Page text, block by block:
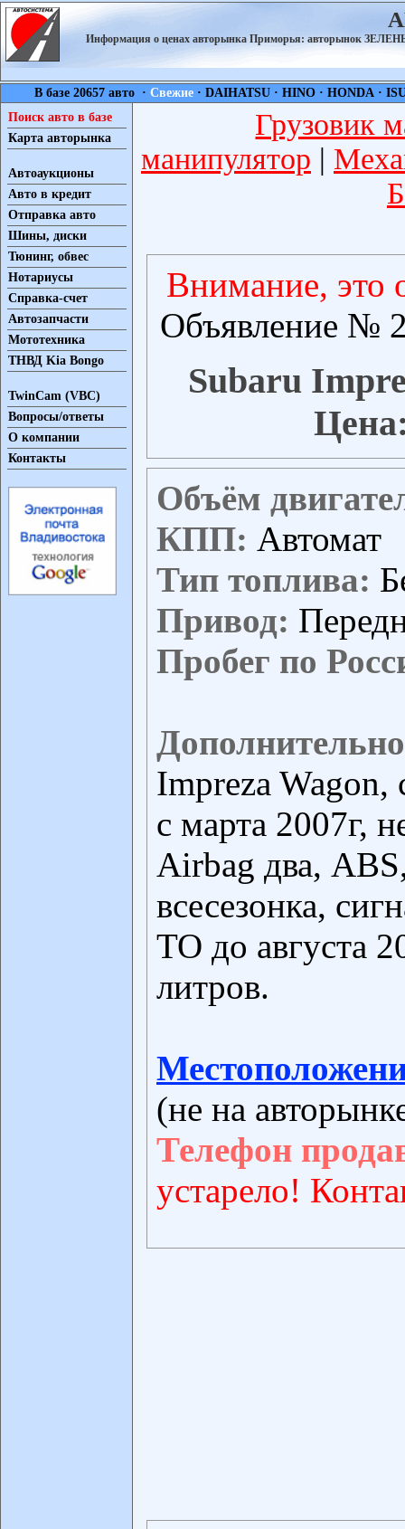
Информация о ценах авторынка Приморья: авторынок
В базе 20657 авто ·Свежие ·DAIHATSU ·HINO ·HONDA ·
Поиск авто в базе
Карта авторынка
Автоаукционы
Авто в кредит
Отправка авто
Шины, диски
Тюнинг, обвес
Нотариусы
Справка-счет
Автозапчасти
Мототехника
ТНВД Kia Bongo
TwinCam (VBC)
Вопросы/ответы
О компании
Контакты
Грузовик
манипулятор |
Внимание, это
Объявление №
Subaru
Объём
КПП: Автомат
Тип топлива:
Привод:
Пробег по
Impreza Wagon,
с марта 2007г,
Airbag два,
всесезонка,
ТО до августа
литров.
(не на
Телефон
устарело!